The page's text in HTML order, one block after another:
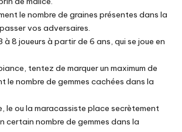
le nombre de graines présentes dans la
vos adversaires.
à 8 joueurs à partir de 6 ans, qui se joue en
tentez de marquer un maximum de
le nombre de gemmes cachées dans la
le ou la maracassiste place secrètement
certain nombre de gemmes dans la